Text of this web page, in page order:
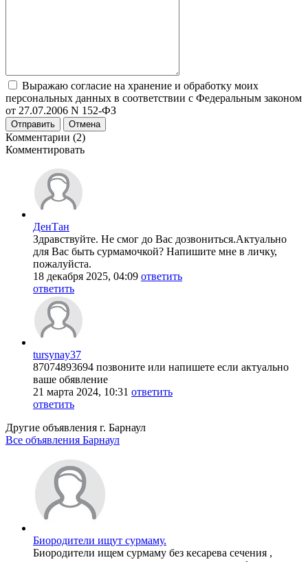
Выражаю согласие на хранение и обработку моих
персональных данных в соответствии с Федеральным законом
от 27.07.2006 N 152-ФЗ
Отправить Отмена
Комментарии (2)
Комментировать
ДенТан
Здравствуйте. Не смог до Вас дозвониться.Актуально
для Вас быть сурмамочкой? Напишите мне в личку,
пожалуйста.
18 декабря 2025, 04:09 ответить
ответить
tursynay37
87074893694 позвоните или напишете если актуально
ваше обявление
21 марта 2024, 10:31 ответить
ответить
Другие объявления г. Барнаул
Все объявления Барнаул
Биородители ищут сурмаму.
Биородители ищем сурмаму без кесарева сечения ,